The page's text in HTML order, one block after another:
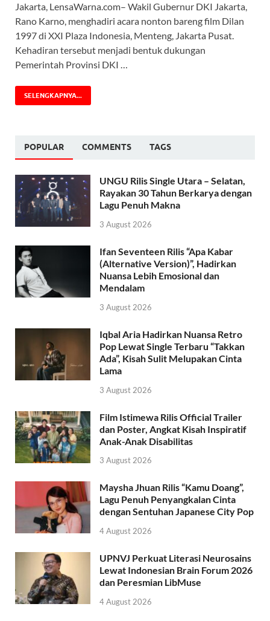
Jakarta, LensaWarna.com– Wakil Gubernur DKI Jakarta,
Rano Karno, menghadiri acara nonton bareng film Dilan
1997 di XXI Plaza Indonesia, Menteng, Jakarta Pusat.
Kehadiran tersebut menjadi bentuk dukungan
Pemerintah Provinsi DKI …
SELENGKAPNYA...
POPULAR COMMENTS TAGS
UNGU Rilis Single Utara – Selatan,
Rayakan 30 Tahun Berkarya dengan
Lagu Penuh Makna
3 August 2026
Ifan Seventeen Rilis “Apa Kabar
(Alternative Version)”, Hadirkan
Nuansa Lebih Emosional dan
Mendalam
3 August 2026
Iqbal Aria Hadirkan Nuansa Retro
Pop Lewat Single Terbaru “Takkan
Ada”, Kisah Sulit Melupakan Cinta
Lama
3 August 2026
Film Istimewa Rilis Official Trailer
dan Poster, Angkat Kisah Inspiratif
Anak-Anak Disabilitas
3 August 2026
Maysha Jhuan Rilis “Kamu Doang”,
Lagu Penuh Penyangkalan Cinta
dengan Sentuhan Japanese City Pop
4 August 2026
UPNVJ Perkuat Literasi Neurosains
Lewat Indonesian Brain Forum 2026
dan Peresmian LibMuse
4 August 2026